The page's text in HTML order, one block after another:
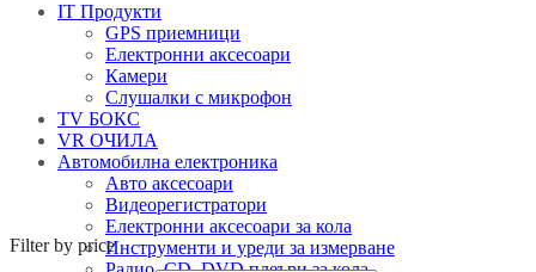
IT Продукти
GPS приемници
Електронни аксесоари
Камери
Слушалки с микрофон
TV БОКС
VR ОЧИЛА
Автомобилна електроника
Авто аксесоари
Видеорегистратори
Електронни аксесоари за кола
Инструменти и уреди за измерване
Filter by price